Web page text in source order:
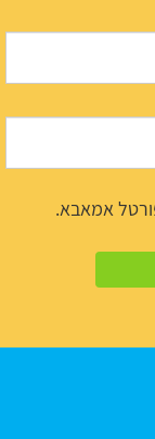
אמאבא.